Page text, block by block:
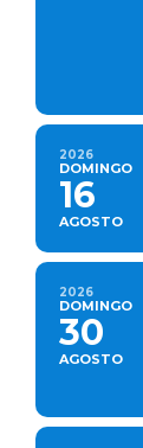
2026
DOMINGO
16
AGOSTO
2026
DOMINGO
30
AGOSTO